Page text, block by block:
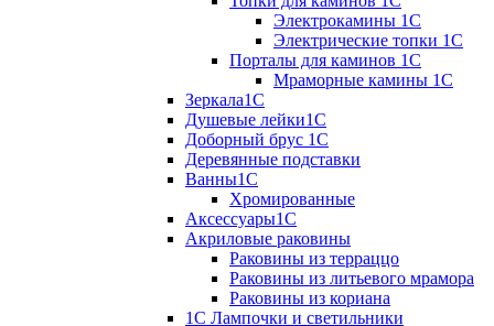
Электрокамины 1С
Электрические топки 1C
Порталы для каминов 1С
Мраморные камины 1C
Зеркала1С
Душевые лейки1С
Доборный брус 1С
Деревянные подставки
Ванны1С
Хромированные
Аксессуары1С
Акриловые раковины
Раковины из терраццо
Раковины из литьевого мрамора
Раковины из кориана
1С Лампочки и светильники